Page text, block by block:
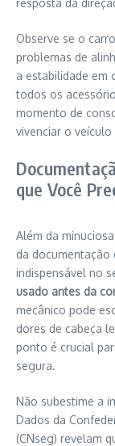
Observe se o
problemas de
a estabilidade em
todos os
momento de
vivenciar o
que Você
Além da minuciosa
da
indispensável no
usado antes da
mecânico pode
dores de cabeça
ponto é crucial
segura.
Não subestime a
Dados da
(CNseg) revelam